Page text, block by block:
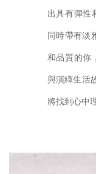
出具有彈性
同時帶有淡
和品質的你
與演繹生活
將找到心中